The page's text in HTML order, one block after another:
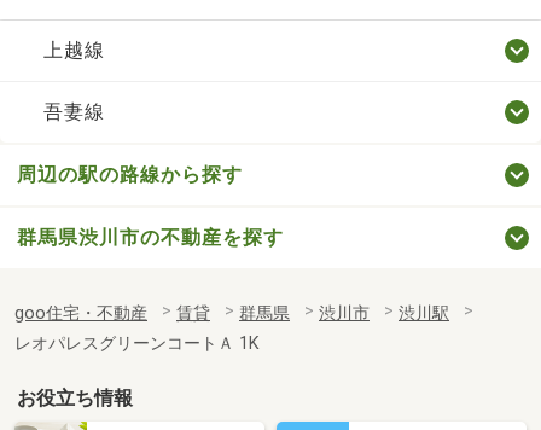
上越線
吾妻線
周辺の駅の路線から探す
群馬県渋川市の不動産を探す
goo住宅・不動産 賃貸 群馬県 渋川市
渋川駅
レオパレスグリーンコートＡ 1K
お役立ち情報